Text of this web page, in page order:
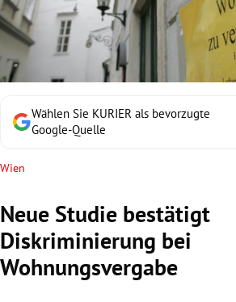
Untermenü
Untermenü
Untermenü
Untermenü
Wählen Sie KURIER als bevorzugte
Google-Quelle
Wien
Neue Studie bestätigt
Diskriminierung bei
Wohnungsvergabe